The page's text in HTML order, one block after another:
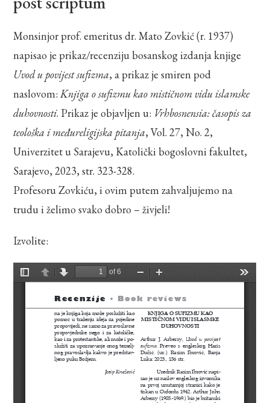
Monsinjor prof. emeritus dr. Mato Zovkić (r. 1937)
napisao je prikaz/recenziju bosanskog izdanja knjige
Uvod u povijest sufizma, a prikaz je smiren pod
naslovom:Knjiga o sufizmu kao mističnom vidu islamske
duhovnosti. Prikaz je objavljen u: Vrhbosnensia: časopis za
teološka i međureligijska pitanja, Vol. 27, No. 2,
Univerzitet u Sarajevu, Katolički bogoslovni fakultet,
Sarajevo, 2023, str. 323-328.
Profesoru Zovkiću, i ovim putem zahvaljujemo na
trudu i želimo svako dobro – živjeli!
Izvolite: